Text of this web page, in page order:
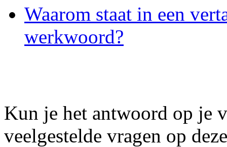
Waarom staat in een
werkwoord?
Kun je het antwoord op je
veelgestelde vragen op